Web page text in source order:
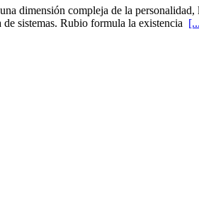
dimensión compleja de la personalidad,
sistemas. Rubio formula la existencia